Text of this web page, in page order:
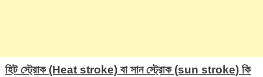
হিট স্ট্রোক (Heat stroke) বা সান স্ট্রোক (sun stroke)কি